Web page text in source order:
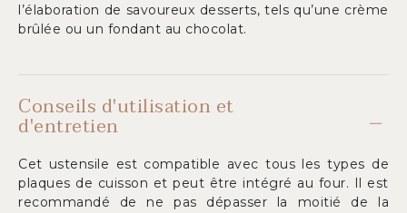
l’élaboration de savoureux desserts, tels qu’une crème
brûlée ou un fondant au chocolat.
Conseils d'utilisation et
d'entretien
Cet ustensile est compatible avec tous les types de
plaques de cuisson et peut être intégré au four. Il est
recommandé de ne pas dépasser la moitié de la